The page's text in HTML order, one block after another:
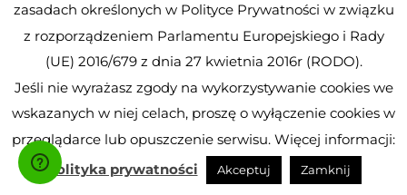
zasadach określonych w Polityce Prywatności w związku
z rozporządzeniem Parlamentu Europejskiego i Rady
(UE) 2016/679 z dnia 27 kwietnia 2016r (RODO).
Jeśli nie wyrażasz zgody na wykorzystywanie cookies we
wskazanych w niej celach, proszę o wyłączenie cookies w
przeglądarce lub opuszczenie serwisu. Więcej informacji:
Polityka prywatności
Akceptuj Zamknij